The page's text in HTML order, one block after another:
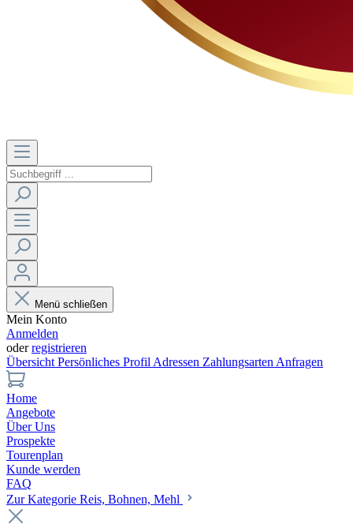
Menü schließen
Mein Konto
Anmelden
oderregistrieren
Übersicht Persönliches Profil Adressen Zahlungsarten Anfragen
Home
Angebote
Über Uns
Prospekte
Tourenplan
Kunde werden
FAQ
Zur Kategorie Reis, Bohnen, Mehl